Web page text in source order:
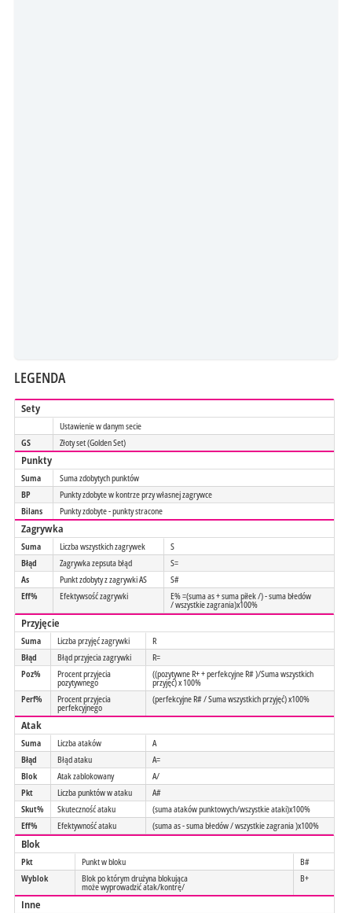
LEGENDA
Sety
Ustawienie w danym secie
GS
Złoty set (Golden Set)
Punkty
Suma
Suma zdobytych punktów
BP
Punkty zdobyte w kontrze przy własnej zagrywce
Bilans
Punkty zdobyte - punkty stracone
Zagrywka
Suma Liczba wszystkich zagrywek
S
Błąd
Zagrywka zepsuta błąd
S=
As
Punkt zdobyty z zagrywki AS
S#
Eff%
Efektywsość zagrywki E% =(suma as + suma piłek /) - suma błedów
/ wszystkie zagrania)x100%
Przyjęcie
Suma Liczba przyjęć zagrywki
R
Błąd
Błąd przyjecia zagrywki
R=
Poz%
Procent przyjecia
pozytywnego
((pozytywne R+ + perfekcyjne R# )/Suma wszystkich
przyjęć) x 100%
Perf%
Procent przyjecia
perfekcyjnego
(perfekcyjne R# / Suma wszystkich przyjęć) x100%
Atak
Suma Liczba ataków
A
Błąd
Błąd ataku
A=
Blok
Atak zablokowany
A/
Pkt
Liczba punktów w ataku
A#
Skut%
Skuteczność ataku
(suma ataków punktowych/wszystkie ataki)x100%
Eff%
Efektywność ataku (suma as - suma błedów / wszystkie zagrania )x100%
Blok
Pkt Punkt w bloku
B#
Wyblok
Blok po którym drużyna blokująca
może wyprowadzić atak/kontrę/
B+
Inne